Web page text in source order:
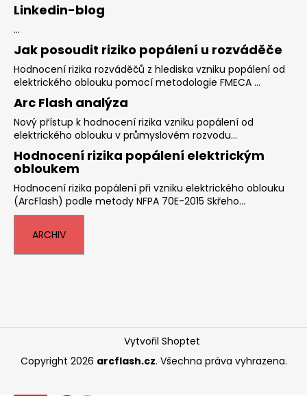
Linkedin-blog
...
Jak posoudit riziko popálení u rozváděče
Hodnocení rizika rozváděčů z hlediska vzniku popálení od
elektrického oblouku pomocí metodologie FMECA ...
Arc Flash analýza
Nový přístup k hodnocení rizika vzniku popálení od
elektrického oblouku v průmyslovém rozvodu...
Hodnocení rizika popálení elektrickým
obloukem
Hodnocení rizika popálení při vzniku elektrického oblouku
(ArcFlash) podle metody NFPA 70E-2015 Skřeho...
ARCHIV
Vytvořil Shoptet
Copyright 2026 arcflash.cz. Všechna práva vyhrazena.